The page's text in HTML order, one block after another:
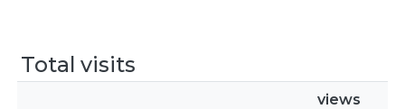
Total visits
views